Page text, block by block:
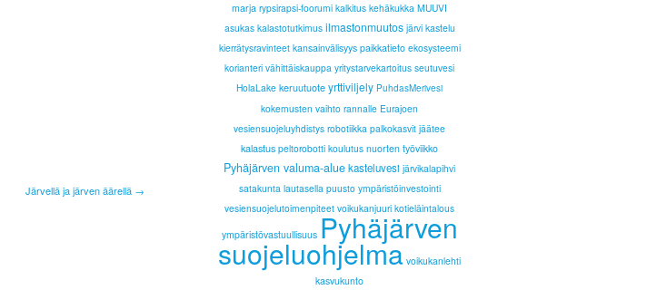
Järvellä ja järven äärellä →
marja rypsirapsi-foorumi kalkitus kehäkukka MUUVI
asukas kalastotutkimus ilmastonmuutos järvi kastelu
kierrätysravinteet kansainvälisyys paikkatieto ekosysteemi
korianteri vähittäiskauppa yritystarvekartoitus seutuvesi
HolaLake keruutuote yrttiviljely PuhdasMerivesi
kokemusten vaihto rannalle Eurajoen
vesiensuojeluyhdistys robotiikka palkokasvit jäätee
kalastus peltorobotti koulutus nuorten työviikko
Pyhäjärven valuma-alue kasteluvesi järvikalapihvi
satakunta lautasella puusto ympäristöinvestointi
vesiensuojelutoimenpiteet voikukanjuuri kotieläintalous
ympäristövastuullisuus Pyhäjärven
suojeluohjelma voikukanlehti
kasvukunto